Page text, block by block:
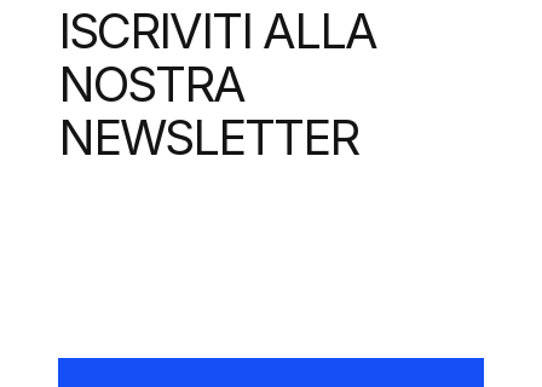
ISCRIVITI ALLA
NOSTRA
NEWSLETTER